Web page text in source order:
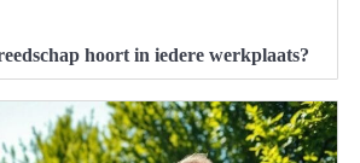
hoort in iedere werkplaats?